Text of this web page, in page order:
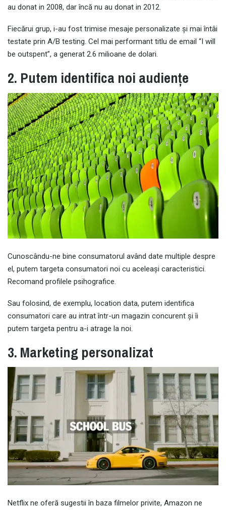
au donat in 2008, dar încă nu au donat in 2012.
Fiecărui grup, i-au fost trimise mesaje personalizate și mai întâi
testate prin A/B testing. Cel mai performant titlu de email “I will
be outspent”, a generat 2.6 milioane de dolari.
2. Putem identifica noi audiențe
Cunoscându-ne bine consumatorul având date multiple despre
el, putem targeta consumatori noi cu aceleași caracteristici.
Recomand profilele psihografice.
Sau folosind, de exemplu, location data, putem identifica
consumatori care au intrat într-un magazin concurent și îi
putem targeta pentru a-i atrage la noi.
3. Marketing personalizat
Netflix ne oferă sugestii în baza filmelor privite, Amazon ne